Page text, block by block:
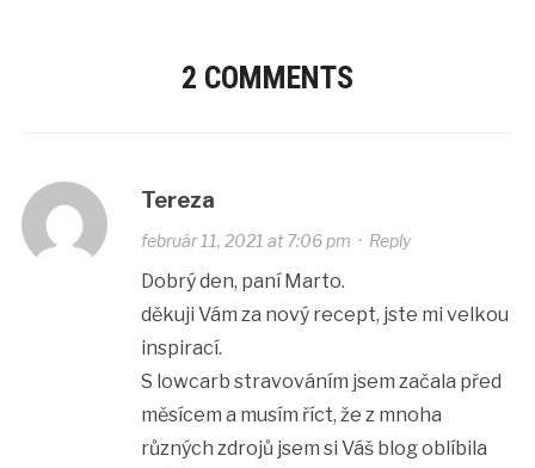
2 COMMENTS
Tereza
február 11, 2021 at 7:06 pm · Reply
Dobrý den, paní Marto.
děkuji Vám za nový recept, jste mi velkou
inspirací.
S lowcarb stravováním jsem začala před
měsícem a musím říct, že z mnoha
různých zdrojů jsem si Váš blog oblíbila